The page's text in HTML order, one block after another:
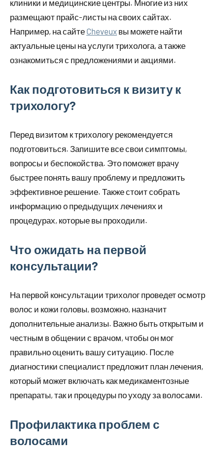
клиники и медицинские центры. Многие из них
размещают прайс-листы на своих сайтах.
Например, на сайте Cheveux вы можете найти
актуальные цены на услуги трихолога, а также
ознакомиться с предложениями и акциями.
Как подготовиться к визиту к
трихологу?
Перед визитом к трихологу рекомендуется
подготовиться. Запишите все свои симптомы,
вопросы и беспокойства. Это поможет врачу
быстрее понять вашу проблему и предложить
эффективное решение. Также стоит собрать
информацию о предыдущих лечениях и
процедурах, которые вы проходили.
Что ожидать на первой
консультации?
На первой консультации трихолог проведет осмотр
волос и кожи головы, возможно, назначит
дополнительные анализы. Важно быть открытым и
честным в общении с врачом, чтобы он мог
правильно оценить вашу ситуацию. После
диагностики специалист предложит план лечения,
который может включать как медикаментозные
препараты, так и процедуры по уходу за волосами.
Профилактика проблем с
волосами